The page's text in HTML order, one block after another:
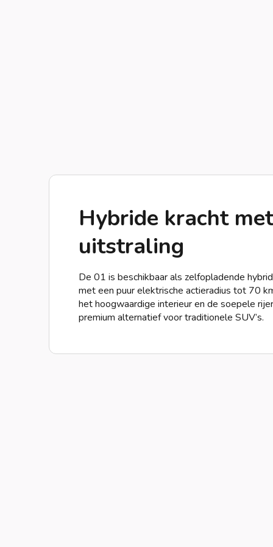
Hybride kracht
uitstraling
De 01 is beschikbaar als zelfopladende
met een puur elektrische actieradius tot 70
het hoogwaardige interieur en de soepele
premium alternatief voor traditionele SUV’s.